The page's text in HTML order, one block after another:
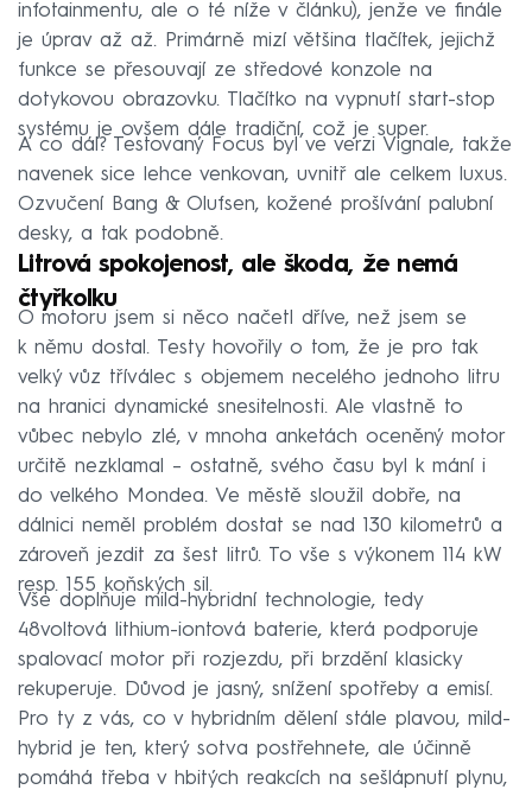
infotainmentu, ale o té níže v článku), jenže ve finále
je úprav až až. Primárně mizí většina tlačítek, jejichž
funkce se přesouvají ze středové konzole na
dotykovou obrazovku. Tlačítko na vypnutí start-stop
systému je ovšem dále tradiční, což je super.
A co dál? Testovaný Focus byl ve verzi Vignale, takže
navenek sice lehce venkovan, uvnitř ale celkem luxus.
Ozvučení Bang & Olufsen, kožené prošívání palubní
desky, a tak podobně.
Litrová spokojenost, ale škoda, že nemá
čtyřkolku
O motoru jsem si něco načetl dříve, než jsem se
k němu dostal. Testy hovořily o tom, že je pro tak
velký vůz tříválec s objemem necelého jednoho litru
na hranici dynamické snesitelnosti. Ale vlastně to
vůbec nebylo zlé, v mnoha anketách oceněný motor
určitě nezklamal – ostatně, svého času byl k mání i
do velkého Mondea. Ve městě sloužil dobře, na
dálnici neměl problém dostat se nad 130 kilometrů a
zároveň jezdit za šest litrů. To vše s výkonem 114 kW
resp. 155 koňských sil.
Vše doplňuje mild-hybridní technologie, tedy
48voltová lithium-iontová baterie, která podporuje
spalovací motor při rozjezdu, při brzdění klasicky
rekuperuje. Důvod je jasný, snížení spotřeby a emisí.
Pro ty z vás, co v hybridním dělení stále plavou, mild-
hybrid je ten, který sotva postřehnete, ale účinně
pomáhá třeba v hbitých reakcích na sešlápnutí plynu,